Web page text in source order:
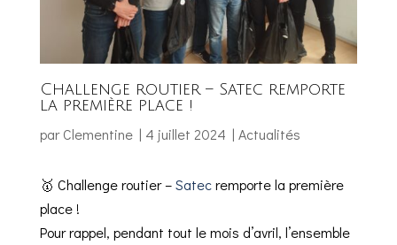
Challenge routier – Satec remporte
la première place !
parClementine| 4 juillet 2024 | Actualités
🥇 Challenge routier –Satecremporte la première
place !
Pour rappel, pendant tout le mois d’avril, l’ensemble